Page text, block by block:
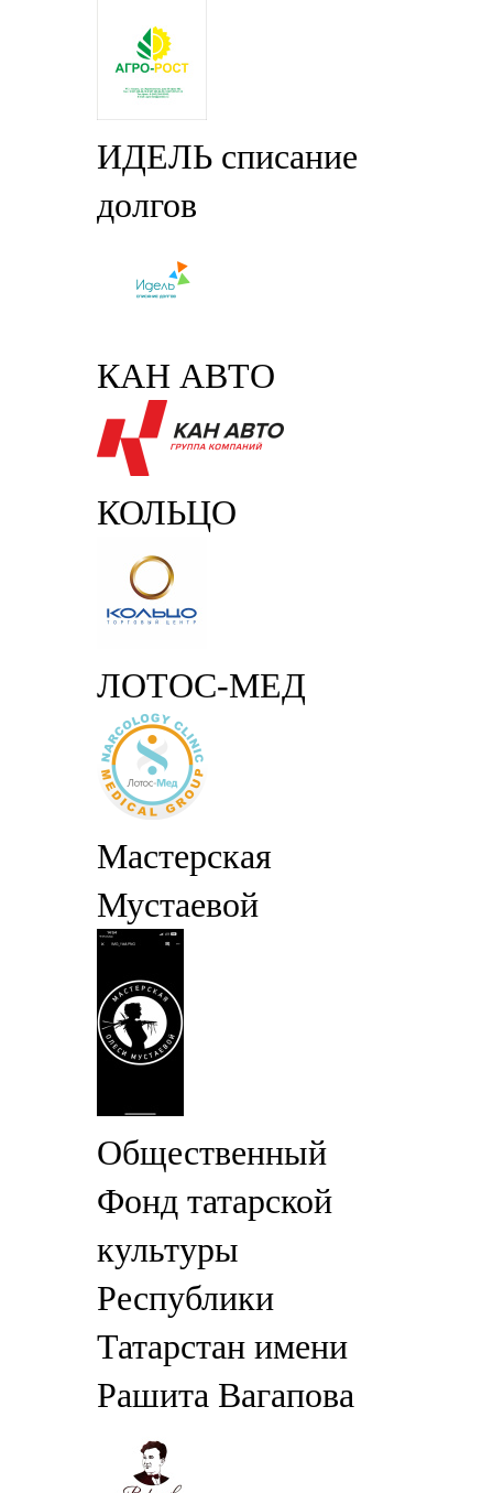
ИДЕЛЬ списание
долгов
КАН АВТО
КОЛЬЦО
ЛОТОС-МЕД
Мастерская
Мустаевой
Общественный
Фонд татарской
культуры
Республики
Татарстан имени
Рашита Вагапова